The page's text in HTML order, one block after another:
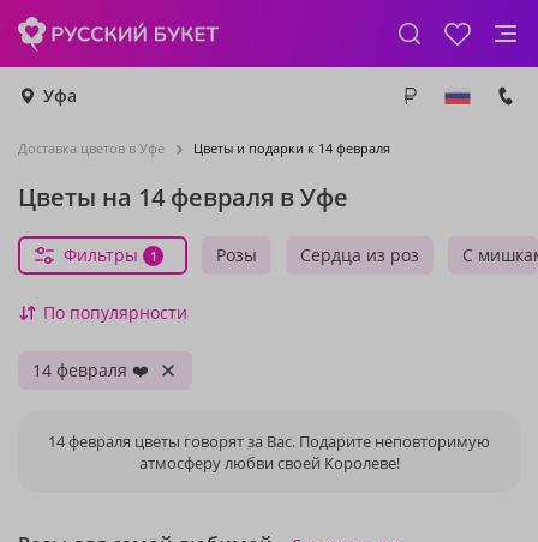
Уфа
Доставка цветов в Уфе Цветы и подарки к 14 февраля
Цветы на 14 февраля в Уфе
Розы Сердца из роз С
Фильтры 1
По популярности
14 февраля ❤️
14 февраля цветы говорят за Вас. Подарите неповторимую
атмосферу любви своей Королеве!